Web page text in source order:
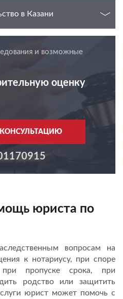
в Казани
и возможные
оценку
юриста по
вопросам на
к нотариусу, при споре
пропуске срока, при
родство или защитить
юрист может помочь с